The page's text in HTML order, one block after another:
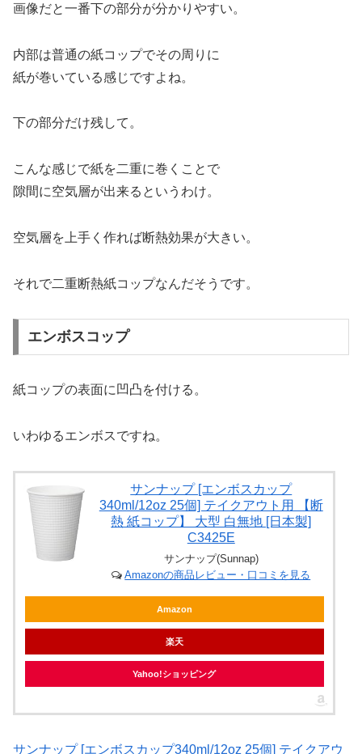
画像だと一番下の部分が分かりやすい。
内部は普通の紙コップでその周りに
紙が巻いている感じですよね。
下の部分だけ残して。
こんな感じで紙を二重に巻くことで
隙間に空気層が出来るというわけ。
空気層を上手く作れば断熱効果が大きい。
それで二重断熱紙コップなんだそうです。
エンボスコップ
紙コップの表面に凹凸を付ける。
いわゆるエンボスですね。
サンナップ [エンボスカップ
340ml/12oz 25個] テイクアウト用 【断
熱 紙コップ】 大型 白無地 [日本製]
C3425E
サンナップ(Sunnap)
Amazonの商品レビュー・口コミを見る
Amazon
楽天
Yahoo!ショッピング
サンナップ [エンボスカップ340ml/12oz 25個] テイクアウ